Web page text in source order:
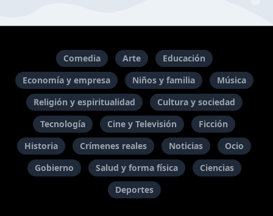
Comedia Arte
Educación
Economía y empresa
Niños y familia
Música
Religión y espiritualidad
Cultura y sociedad
Tecnología
Cine y Televisión
Ficción
Historia
Crímenes reales Noticias
Ocio
Gobierno
Salud y forma física
Ciencias
Deportes